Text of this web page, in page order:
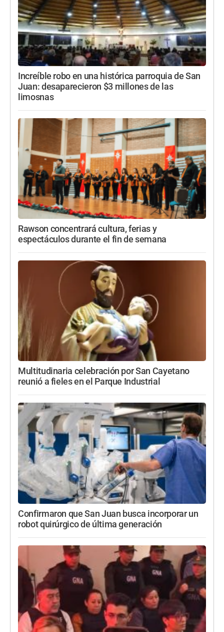
Increíble robo en una histórica parroquia de San
Juan: desaparecieron $3 millones de las
limosnas
Rawson concentrará cultura, ferias y
espectáculos durante el fin de semana
Multitudinaria celebración por San Cayetano
reunió a fieles en el Parque Industrial
Confirmaron que San Juan busca incorporar un
robot quirúrgico de última generación